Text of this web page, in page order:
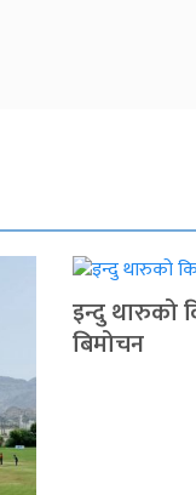
इन्दु थारुको
बिमोचन